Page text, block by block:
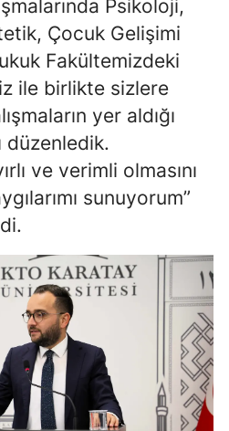
Psikoloji,
Çocuk Gelişimi
Fakültemizdeki
ile birlikte sizlere
yer aldığı
düzenledik.
ve verimli olmasını
sunuyorum”